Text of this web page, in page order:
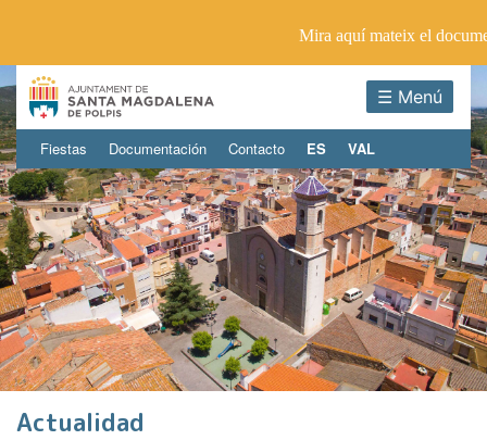
☰ Menú
Fiestas Documentación Contacto ES VAL
Actualidad
Mira aquí mateix el